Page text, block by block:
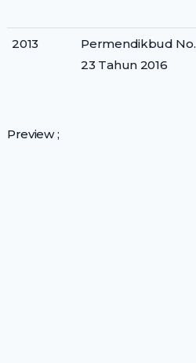
2013
Permendikbud No.
23 Tahun 2016
Preview ;